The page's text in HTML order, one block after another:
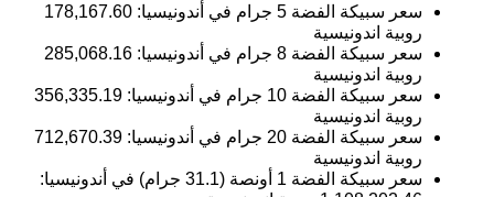
سعر سبيكة الفضة 8 جرام في أندونيسيا:
285,068.16
روبية اندونيسية
سعر سبيكة الفضة 10 جرام في أندونيسيا:
356,335.19
روبية اندونيسية
سعر سبيكة الفضة 20 جرام في أندونيسيا:
712,670.39
روبية اندونيسية
سعر سبيكة الفضة 1 أونصة (31.1 جرام) في أندونيسيا:
1,108,202.46روبية اندونيسية
سعر سبيكة الفضة 50 جرام في أندونيسيا: